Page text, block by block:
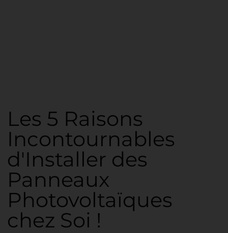
Les 5 Raisons
Incontournables
d'Installer des
Panneaux
Photovoltaïques
chez Soi !